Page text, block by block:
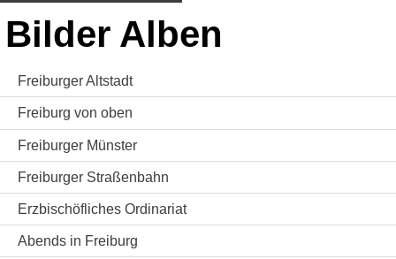
Bilder Alben
Freiburger Altstadt
Freiburg von oben
Freiburger Münster
Freiburger Straßenbahn
Erzbischöfliches Ordinariat
Abends in Freiburg